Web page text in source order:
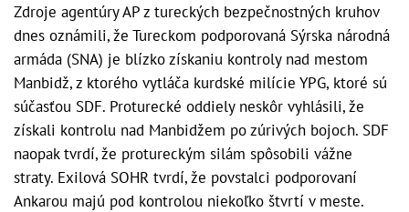
Zdroje agentúry AP z tureckých bezpečnostných kruhov
dnes oznámili, že Tureckom podporovaná Sýrska národná
armáda (SNA) je blízko získaniu kontroly nad mestom
Manbidž, z ktorého vytláča kurdské milície YPG, ktoré sú
súčasťou SDF. Proturecké oddiely neskôr vyhlásili, že
získali kontrolu nad Manbidžem po zúrivých bojoch. SDF
naopak tvrdí, že protureckým silám spôsobili vážne
straty. Exilová SOHR tvrdí, že povstalci podporovaní
Ankarou majú pod kontrolou niekoľko štvrtí v meste.